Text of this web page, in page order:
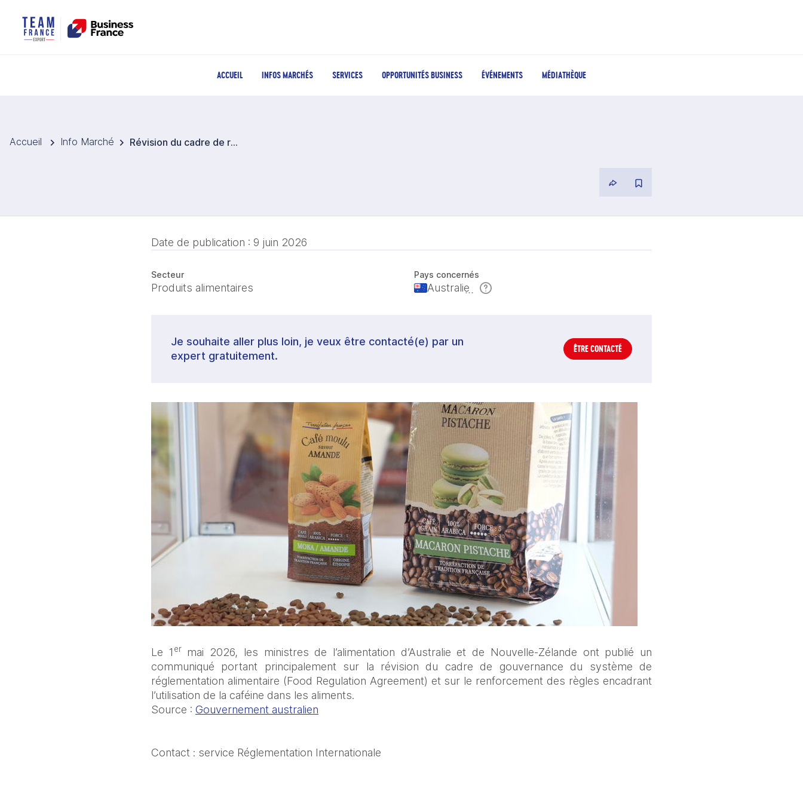
ACCUEIL INFOS MARCHÉS SERVICES OPPORTUNITÉS BUSINESS ÉVÉNEMENTS MÉDIATHÈQUE
Accueil Info Marché Révision du cadre de réglementation alimentaire et encadrement de la caféine
Date de publication : 9 juin 2026
Secteur
Produits alimentaires
Pays concernés
Australie
Je souhaite aller plus loin, je veux être contacté(e) par un
expert gratuitement.
ÊTRE CONTACTÉ
Le 1 er
mai 2026, les ministres de l’alimentation d’Australie et de Nouvelle-Zélande ont publié un
communiqué portant principalement sur la révision du cadre de gouvernance du système de
réglementation alimentaire (Food Regulation Agreement) et sur le renforcement des règles encadrant
l’utilisation de la caféine dans les aliments.
Source : Gouvernement australien
Contact : service Réglementation Internationale